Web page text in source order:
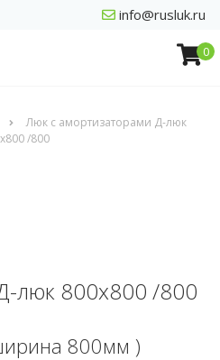
info@rusluk.ru
0
Люк с амортизаторами Д-люк
/800
люк 800х800 /800
800мм )